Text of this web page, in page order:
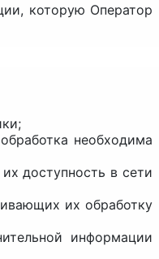
которую Оператор
необходима
доступность в сети
их обработку
информации